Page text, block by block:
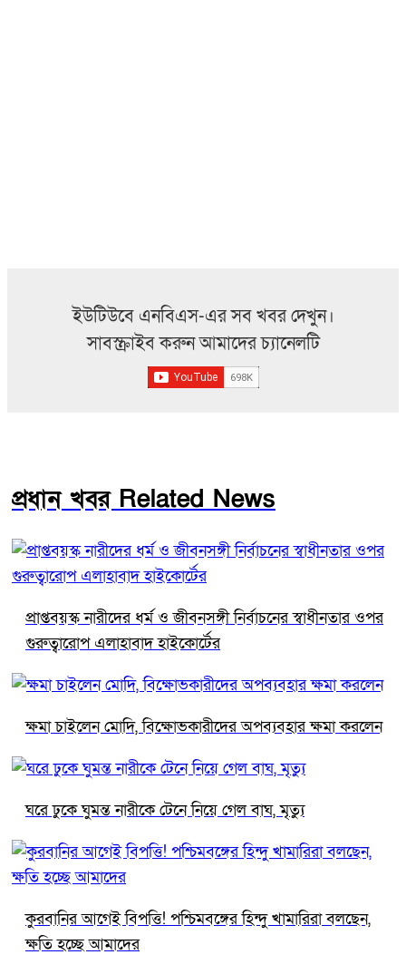
ইউটিউবে এনবিএস-এর সব খবর দেখুন।
সাবস্ক্রাইব করুন আমাদের চ্যানেলটি
প্রধান খবর Related News
প্রাপ্তবয়স্ক নারীদের ধর্ম ও জীবনসঙ্গী নির্বাচনের স্বাধীনতার ওপর
গুরুত্বারোপ এলাহাবাদ হাইকোর্টের
ক্ষমা চাইলেন মোদি, বিক্ষোভকারীদের অপব্যবহার ক্ষমা করলেন
ঘরে ঢুকে ঘুমন্ত নারীকে টেনে নিয়ে গেল বাঘ, মৃত্যু
কুরবানির আগেই বিপত্তি! পশ্চিমবঙ্গের হিন্দু খামারিরা বলছেন,
ক্ষতি হচ্ছে আমাদের